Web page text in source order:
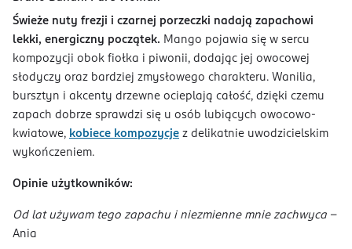
Świeże nuty frezji i czarnej porzeczki nadają zapachowi
lekki, energiczny początek. Mango pojawia się w sercu
kompozycji obok fiołka i piwonii, dodając jej owocowej
słodyczy oraz bardziej zmysłowego charakteru. Wanilia,
bursztyn i akcenty drzewne ocieplają całość, dzięki czemu
zapach dobrze sprawdzi się u osób lubiących owocowo-
kwiatowe, kobiece kompozycje z delikatnie uwodzicielskim
wykończeniem.
Opinie użytkowników:
Od lat używam tego zapachu i niezmienne mnie zachwyca -
Ania